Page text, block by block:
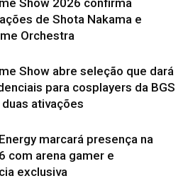
Show 2026 confirma
de Shota Nakama e
Orchestra
Show abre seleção que dará
para cosplayers da BGS
ativações
marcará presença na
com arena gamer e
exclusiva